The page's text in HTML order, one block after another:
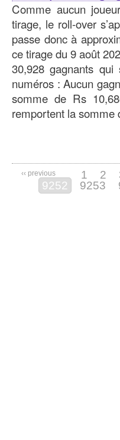
Comme aucun
tirage, le roll-over
passe donc à
ce tirage du 9 août
30,928 gagnants
numéros : Aucun
somme de Rs
remportent la
‹‹ previous 1 2
9252
9253